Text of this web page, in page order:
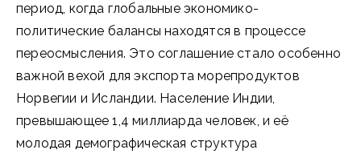
период, когда глобальные экономико-
политические балансы находятся в процессе
переосмысления. Это соглашение стало особенно
важной вехой для экспорта морепродуктов
Норвегии и Исландии. Население Индии,
превышающее 1,4 миллиарда человек, и её
молодая демографическая структура